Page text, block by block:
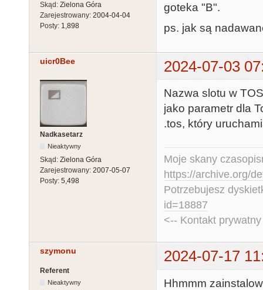
Skąd: Zielona Góra
Zarejestrowany: 2004-04-04
Posty: 1,898
goteka "B".
ps. jak są
uicr0Bee 2024-07-03
Nadkasetarz
Nieaktywny
Skąd: Zielona Góra
Zarejestrowany: 2007-05-07
Posty: 5,498
Nazwa slotu w
jako parametr dla
.tos, który
Moje skany
https://archive.org/
Potrzebujesz
id=18887
<-- Kontakt
szymonu 2024-07-17
Referent
Nieaktywny
Hhmmm